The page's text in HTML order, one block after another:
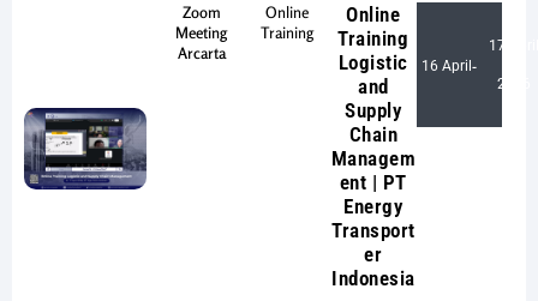
Zoom
Meeting
Arcarta
Online
Training
Online
Training
Logistic
and
Supply
Chain
Managem
ent | PT
Energy
Transport
er
Indonesia
16 April -
17 April
2026